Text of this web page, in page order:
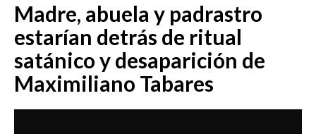
EMISIÓN 7:00 PM
Madre, abuela y padrastro
estarían detrás de ritual
satánico y desaparición de
Maximiliano Tabares